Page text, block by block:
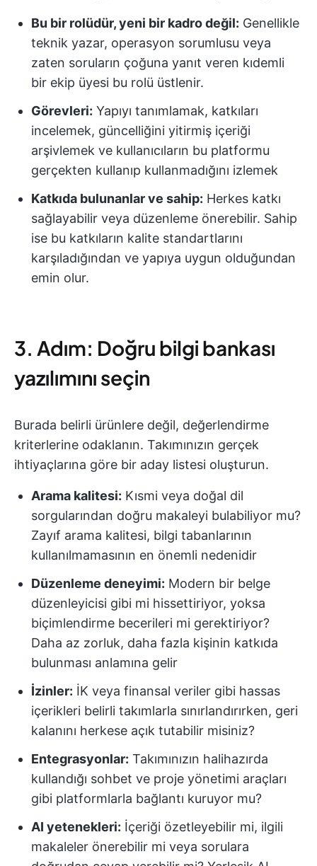
Bu bir rolüdür, yeni bir kadro değil: Genellikle
teknik yazar, operasyon sorumlusu veya
zaten soruların çoğuna yanıt veren kıdemli
bir ekip üyesi bu rolü üstlenir.
Görevleri: Yapıyı tanımlamak, katkıları
incelemek, güncelliğini yitirmiş içeriği
arşivlemek ve kullanıcıların bu platformu
gerçekten kullanıp kullanmadığını izlemek
Katkıda bulunanlar ve sahip: Herkes katkı
sağlayabilir veya düzenleme önerebilir. Sahip
ise bu katkıların kalite standartlarını
karşıladığından ve yapıya uygun olduğundan
emin olur.
3. Adım: Doğru bilgi bankası
yazılımını seçin
Burada belirli ürünlere değil, değerlendirme
kriterlerine odaklanın. Takımınızın gerçek
ihtiyaçlarına göre bir aday listesi oluşturun.
Arama kalitesi: Kısmi veya doğal dil
sorgularından doğru makaleyi bulabiliyor mu?
Zayıf arama kalitesi, bilgi tabanlarının
kullanılmamasının en önemli nedenidir
Düzenleme deneyimi: Modern bir belge
düzenleyicisi gibi mi hissettiriyor, yoksa
biçimlendirme becerileri mi gerektiriyor?
Daha az zorluk, daha fazla kişinin katkıda
bulunması anlamına gelir
İzinler: İK veya finansal veriler gibi hassas
içerikleri belirli takımlarla sınırlandırırken, geri
kalanını herkese açık tutabilir misiniz?
Entegrasyonlar: Takımınızın halihazırda
kullandığı sohbet ve proje yönetimi araçları
gibi platformlarla bağlantı kuruyor mu?
AI yetenekleri: İçeriği özetleyebilir mi, ilgili
makaleler önerebilir mi veya sorulara